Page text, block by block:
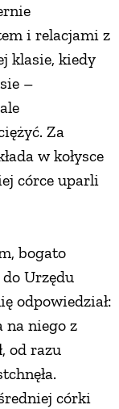
i relacjami z
klasie, kiedy
–
Za
w kołysce
córce uparli
bogato
Urzędu
odpowiedział:
na niego z
od razu
córki